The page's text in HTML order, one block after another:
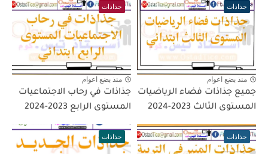
جذاذات
منذ بضع اعوام
جميع جذاذات فضاء الرياضيات
المستوى الثالث 2023-2024
جذاذات
منذ بضع اعوام
جذاذات في رحاب الاجتماعيات
المستوى الرابع 2023-2024
جذاذات جذاذات